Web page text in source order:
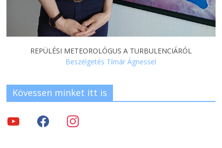
REPÜLÉSI METEOROLÓGUS A TURBULENCIÁRÓL
Beszélgetés Tímár Ágnessel
Kövessen minket itt is